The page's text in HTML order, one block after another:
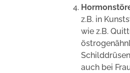
z.B. in
wie z.B.
auch bei